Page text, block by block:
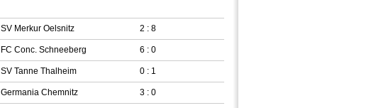
SV Merkur Oelsnitz 2 : 8
FC Conc. Schneeberg 6 : 0
SV Tanne Thalheim 0 : 1
Germania Chemnitz 3 : 0